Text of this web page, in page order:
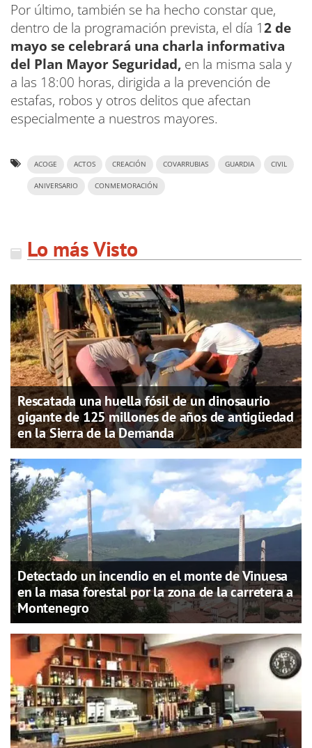
Por último, también se ha hecho constar que,
dentro de la programación prevista, el día 12 de
mayo se celebrará una charla informativa
del Plan Mayor Seguridad, en la misma sala y
a las 18:00 horas, dirigida a la prevención de
estafas, robos y otros delitos que afectan
especialmente a nuestros mayores.
ACOGE ACTOS CREACIÓN COVARRUBIAS GUARDIA CIVIL
ANIVERSARIO CONMEMORACIÓN
Lo más Visto
Rescatada una huella fósil de un dinosaurio
gigante de 125 millones de años de antigüedad
en la Sierra de la Demanda
Detectado un incendio en el monte de Vinuesa
en la masa forestal por la zona de la carretera a
Montenegro